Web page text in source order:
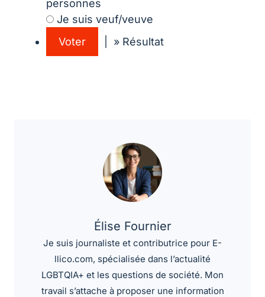
personnes
Je suis veuf/veuve
| » Résultat
Élise Fournier
Je suis journaliste et contributrice pour E-
llico.com, spécialisée dans l’actualité
LGBTQIA+ et les questions de société. Mon
travail s’attache à proposer une information